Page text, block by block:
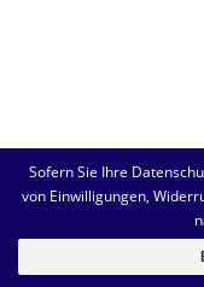
Sofern Sie Ihre
von Einwilligungen,